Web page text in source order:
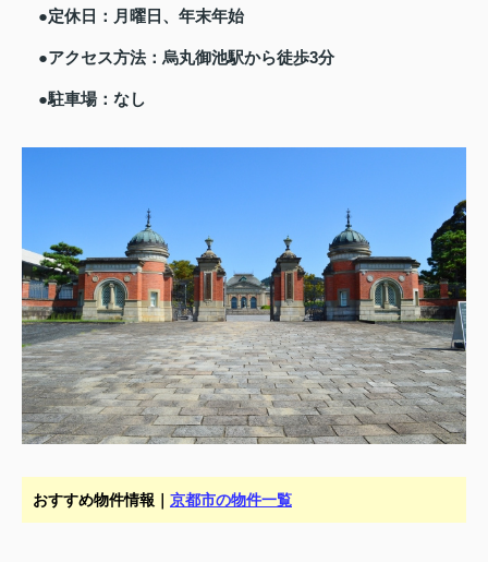
●定休日：月曜日、年末年始
●アクセス方法：烏丸御池駅から徒歩3分
●駐車場：なし
おすすめ物件情報｜ 京都市の物件一覧